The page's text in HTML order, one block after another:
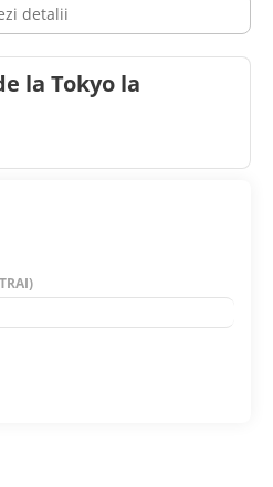
detalii
la Tokyo la